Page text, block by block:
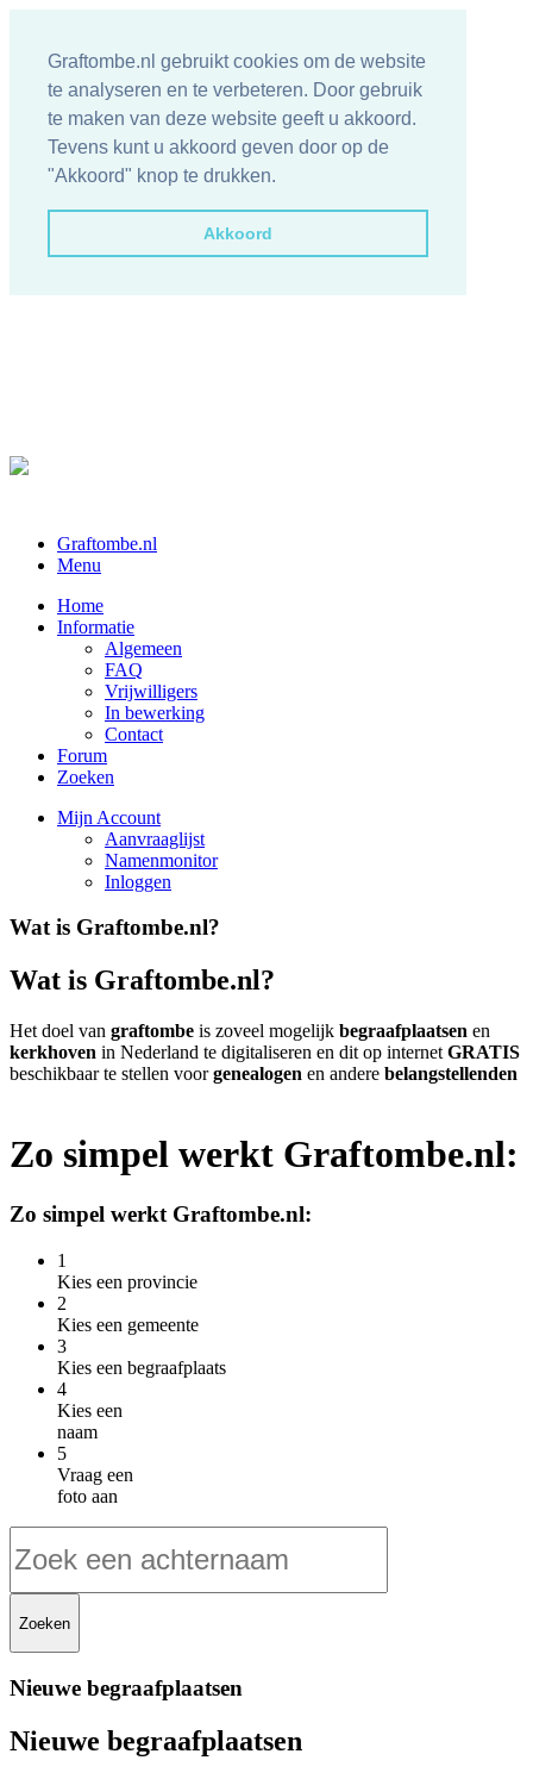
Graftombe.nl gebruikt cookies om de website
te analyseren en te verbeteren. Door gebruik
te maken van deze website geeft u akkoord.
Tevens kunt u akkoord geven door op de
"Akkoord" knop te drukken.
Akkoord
Graftombe.nl
Menu
Home
Informatie
Algemeen
FAQ
Vrijwilligers
In bewerking
Contact
Forum
Zoeken
Mijn Account
Aanvraaglijst
Namenmonitor
Inloggen
Wat is Graftombe.nl?
Wat is Graftombe.nl?
Het doel van graftombe is zoveel mogelijk begraafplaatsen en
kerkhoven in Nederland te digitaliseren en dit op internet GRATIS
beschikbaar te stellen voorgenealogen en andere belangstellenden
Zo simpel werkt Graftombe.nl:
Zo simpel werkt Graftombe.nl:
1
Kies een provincie
2
Kies een gemeente
3
Kies een begraafplaats
4
Kies een
naam
5
Vraag een
foto aan
Nieuwe begraafplaatsen
Nieuwe begraafplaatsen